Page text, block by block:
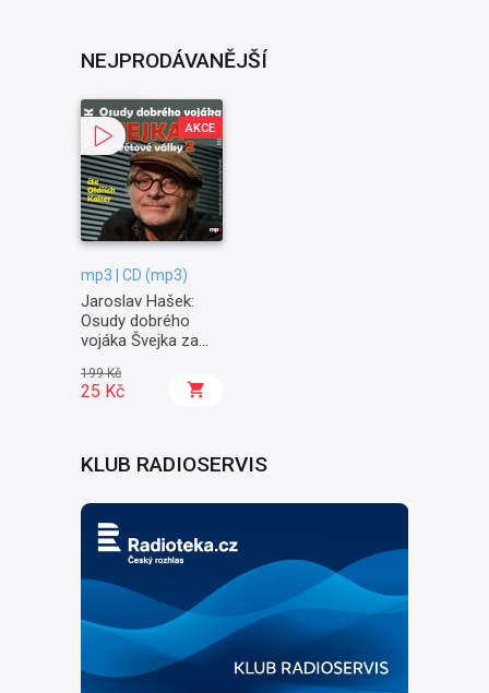
NEJPRODÁVANĚJŠÍ
AKCE
mp3 | CD (mp3)
Jaroslav Hašek:
Osudy dobrého
vojáka Švejka za
Na frontě
199 Kč
25 Kč
KLUB RADIOSERVIS